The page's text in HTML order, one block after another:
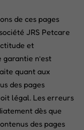
de ces pages
JRS Petcare
et
garantie n’est
quant aux
des pages
légal. Les erreurs
dès que
des pages